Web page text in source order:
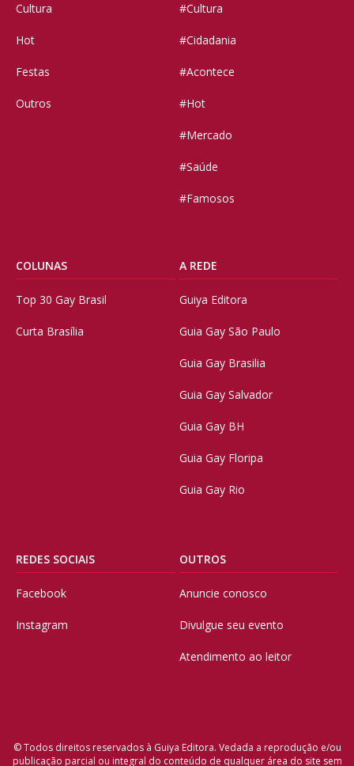
Cultura
Hot
Festas
Outros
#Cultura
#Cidadania
#Acontece
#Hot
#Mercado
#Saúde
#Famosos
COLUNAS
Top 30 Gay Brasil
Curta Brasília
A REDE
Guiya Editora
Guia Gay São Paulo
Guia Gay Brasilia
Guia Gay Salvador
Guia Gay BH
Guia Gay Floripa
Guia Gay Rio
REDES SOCIAIS
Facebook
Instagram
OUTROS
Anuncie conosco
Divulgue seu evento
Atendimento ao leitor
© Todos direitos reservados à Guiya Editora. Vedada a reprodução e/ou
publicação parcial ou integral do conteúdo de qualquer área do site sem